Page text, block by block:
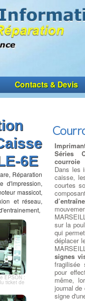
Contacts & Devis
6E
Réparation
d'impression,
massicot,
et réseau,
EPSON :
ticket de
Séries
courroie
Dans les
caisse,
courtes
sur la
qui
déplacer
signes
fragilisée
pour
même,
journal
signe